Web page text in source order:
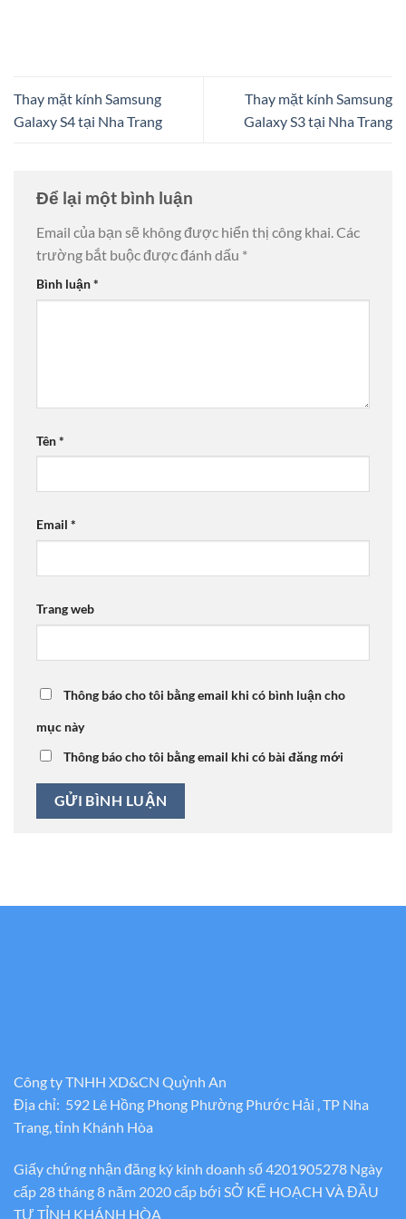
Thay mặt kính Samsung
Galaxy S4 tại Nha Trang
Thay mặt kính Samsung
Galaxy S3 tại Nha Trang
Để lại một bình luận
Email của bạn sẽ không được hiển thị công khai.Các
trường bắt buộc được đánh dấu *
Bình luận*
Tên*
Email *
Trang web
Thông báo cho tôi bằng email khi có bình luận cho
mục này
Thông báo cho tôi bằng email khi có bài đăng mới
Công ty TNHH XD&CN Quỳnh An
Địa chỉ: 592 Lê Hồng Phong Phường Phước Hải , TP Nha
Trang, tỉnh Khánh Hòa
Giấy chứng nhận đăng ký kinh doanh số 4201905278 Ngày
cấp 28 tháng 8 năm 2020 cấp bới SỞ KẾ HOẠCH VÀ ĐẦU
TƯ TỈNH KHÁNH HÒA